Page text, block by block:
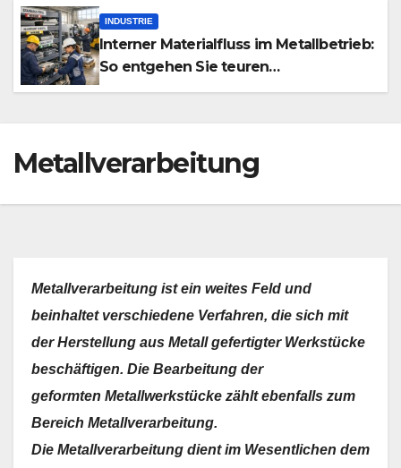
definiert
INDUSTRIE
Interner Materialfluss im Metallbetrieb:
So entgehen Sie teuren
Produktionsstopps
Metallverarbeitung
Metallverarbeitung ist ein weites Feld und
beinhaltet verschiedene Verfahren, die sich mit
der Herstellung aus Metall gefertigter Werkstücke
beschäftigen. Die Bearbeitung der
geformten Metallwerkstücke zählt ebenfalls zum
Bereich Metallverarbeitung.
Die Metallverarbeitung dient im Wesentlichen dem